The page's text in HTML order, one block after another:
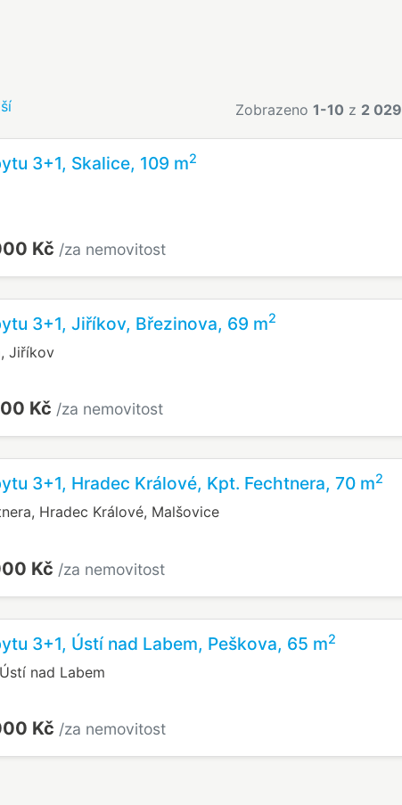
Zobrazeno 1-10 z 2 029
3+1, Skalice, 109 m2
Kč /za nemovitost
3+1, Jiříkov, Březinova, 69 m2
Jiříkov
Kč /za nemovitost
3+1, Hradec Králové, Kpt. Fechtnera, 70 m2
Hradec Králové, Malšovice
Kč /za nemovitost
3+1, Ústí nad Labem, Peškova, 65 m2
nad Labem
Kč /za nemovitost